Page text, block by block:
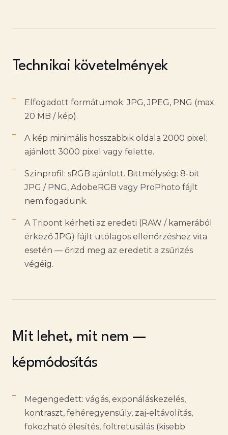
Technikai követelmények
Elfogadott formátumok: JPG, JPEG, PNG (max
20 MB / kép).
A kép minimális hosszabbik oldala 2000 pixel;
ajánlott 3000 pixel vagy felette.
Színprofil: sRGB ajánlott. Bittmélység: 8-bit
JPG / PNG, AdobeRGB vagy ProPhoto fájlt
nem fogadunk.
A Tripont kérheti az eredeti (RAW / kamerából
érkező JPG) fájlt utólagos ellenőrzéshez vita
esetén — őrizd meg az eredetit a zsűrizés
végéig.
Mit lehet, mit nem —
képmódosítás
Megengedett: vágás, exponáláskezelés,
kontraszt, fehéregyensúly, zaj-eltávolítás,
fokozható élesítés, foltretusálás (kisebb